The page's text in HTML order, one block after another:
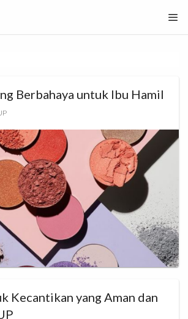
Berbahaya untuk Ibu Hamil
Kecantikan yang Aman dan